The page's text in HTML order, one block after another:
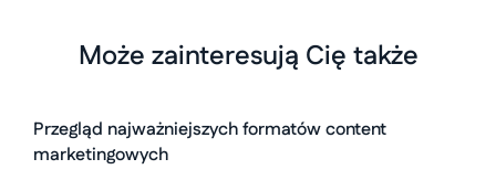
Może zainteresują Cię także
Przegląd najważniejszych formatów content
marketingowych